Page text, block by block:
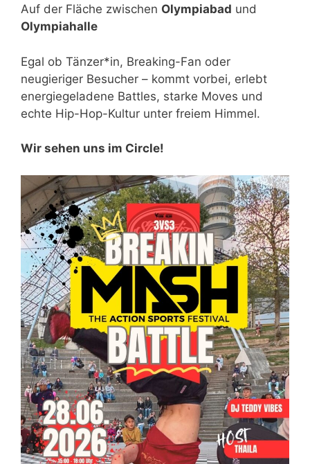
Auf der Fläche zwischen Olympiabad und
Olympiahalle
Egal ob Tänzer*in, Breaking-Fan oder
neugieriger Besucher – kommt vorbei, erlebt
energiegeladene Battles, starke Moves und
echte Hip-Hop-Kultur unter freiem Himmel.
Wir sehen uns im Circle!